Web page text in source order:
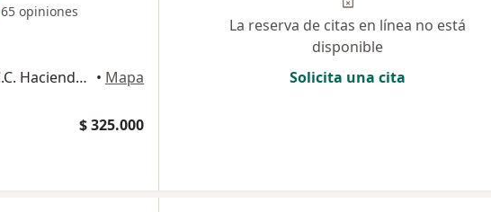
65 opiniones
Calle 114 #6a-92. Lc D402. C.C. Hacienda Santa Barbara, Bogotá • Mapa
$ 325.000
La reserva de citas en línea no está
disponible
Solicita una cita